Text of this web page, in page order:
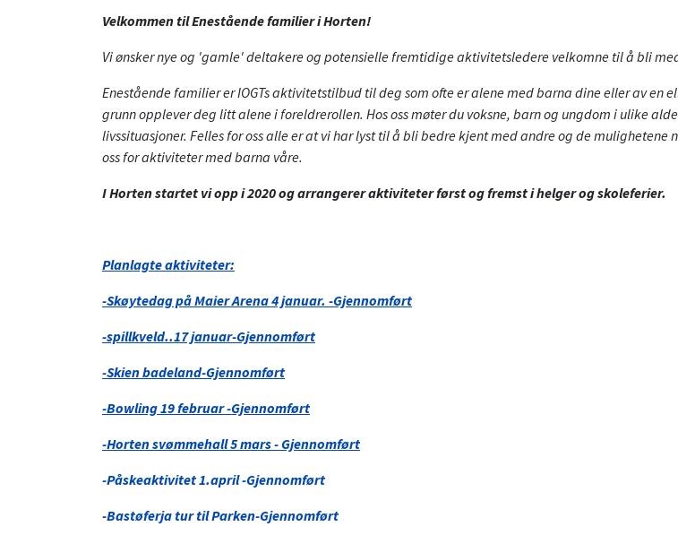
Velkommen til Enestående familier i Horten!
Vi ønsker nye og 'gamle' deltakere og potensielle fremtidige aktivitetsledere velkomne til å bli
Enestående familier er IOGTs aktivitetstilbud til deg som ofte er alene med barna dine eller av en
grunn opplever deg litt alene i foreldrerollen. Hos oss møter du voksne, barn og ungdom i ulike
livssituasjoner. Felles for oss alle er at vi har lyst til å bli bedre kjent med andre og de
oss for aktiviteter med barna våre.
I Horten startet vi opp i 2020 og arrangerer aktiviteter først og fremst i helger og skoleferier.
Planlagte aktiviteter:
-Skøytedag på Maier Arena 4 januar. -Gjennomført
-spillkveld..17 januar-Gjennomført
-Skien badeland-Gjennomført
-Bowling 19 februar -Gjennomført
-Horten svømmehall 5 mars - Gjennomført
-Påskeaktivitet 1.april -Gjennomført
-Bastøferja tur til Parken-Gjennomført